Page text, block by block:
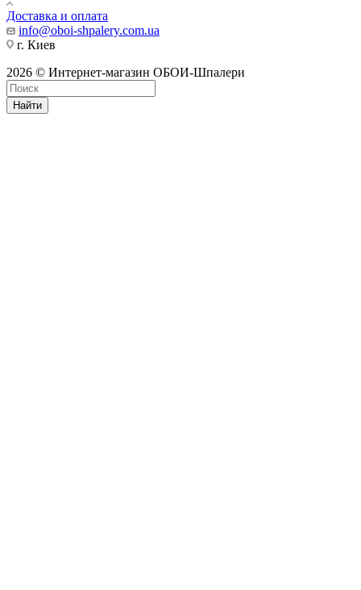
Доставка и оплата
info@oboi-shpalery.com.ua
г. Киев
2026 © Интернет-магазин ОБОИ-Шпалери
Найти